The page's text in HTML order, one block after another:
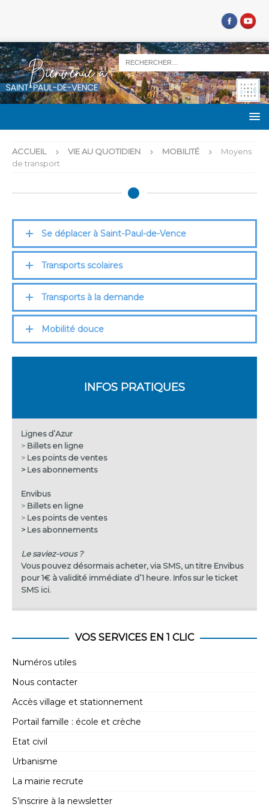
ACCUEIL VIE AU QUOTIDIEN MOBILITÉ
Moyens
de transport
Se déplacer à Saint-Paul-de-Vence
Transports scolaires
Transports à la demande
Mobilité douce
INFOS PRATIQUES
Lignes d’Azur
> Billets en ligne
> Les points de ventes
> Les abonnements
Envibus
> Billets en ligne
> Les points de ventes
> Les abonnements
Le saviez-vous ?
Vous pouvez désormais acheter, via SMS, un titre Envibus
pour 1€ à validité immédiate d’1 heure. Infos sur le ticket
SMS ici.
VOS SERVICES EN 1 CLIC
Numéros utiles
Nous contacter
Accès village et stationnement
Portail famille : école et crèche
Etat civil
Urbanisme
La mairie recrute
S’inscrire à la newsletter